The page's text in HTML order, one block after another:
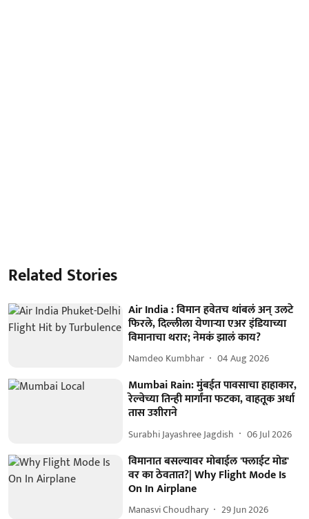
Related Stories
Air India : विमान हवेतच थांबलं अन् उलटे
फिरले, दिल्लीला येणाऱ्या एअर इंडियाच्या
विमानाचा थरार; नेमकं झालं काय?
Namdeo Kumbhar 04 Aug 2026
Mumbai Rain: मुंबईत पावसाचा हाहाकार,
रेल्वेच्या तिन्ही मार्गांना फटका, वाहतूक अर्धा
तास उशीराने
Surabhi Jayashree Jagdish 06 Jul 2026
विमानात बसल्यावर मोबाईल 'फ्लाईट मोड'
वर का ठेवतात?| Why Flight Mode Is
On In Airplane
Manasvi Choudhary 29 Jun 2026